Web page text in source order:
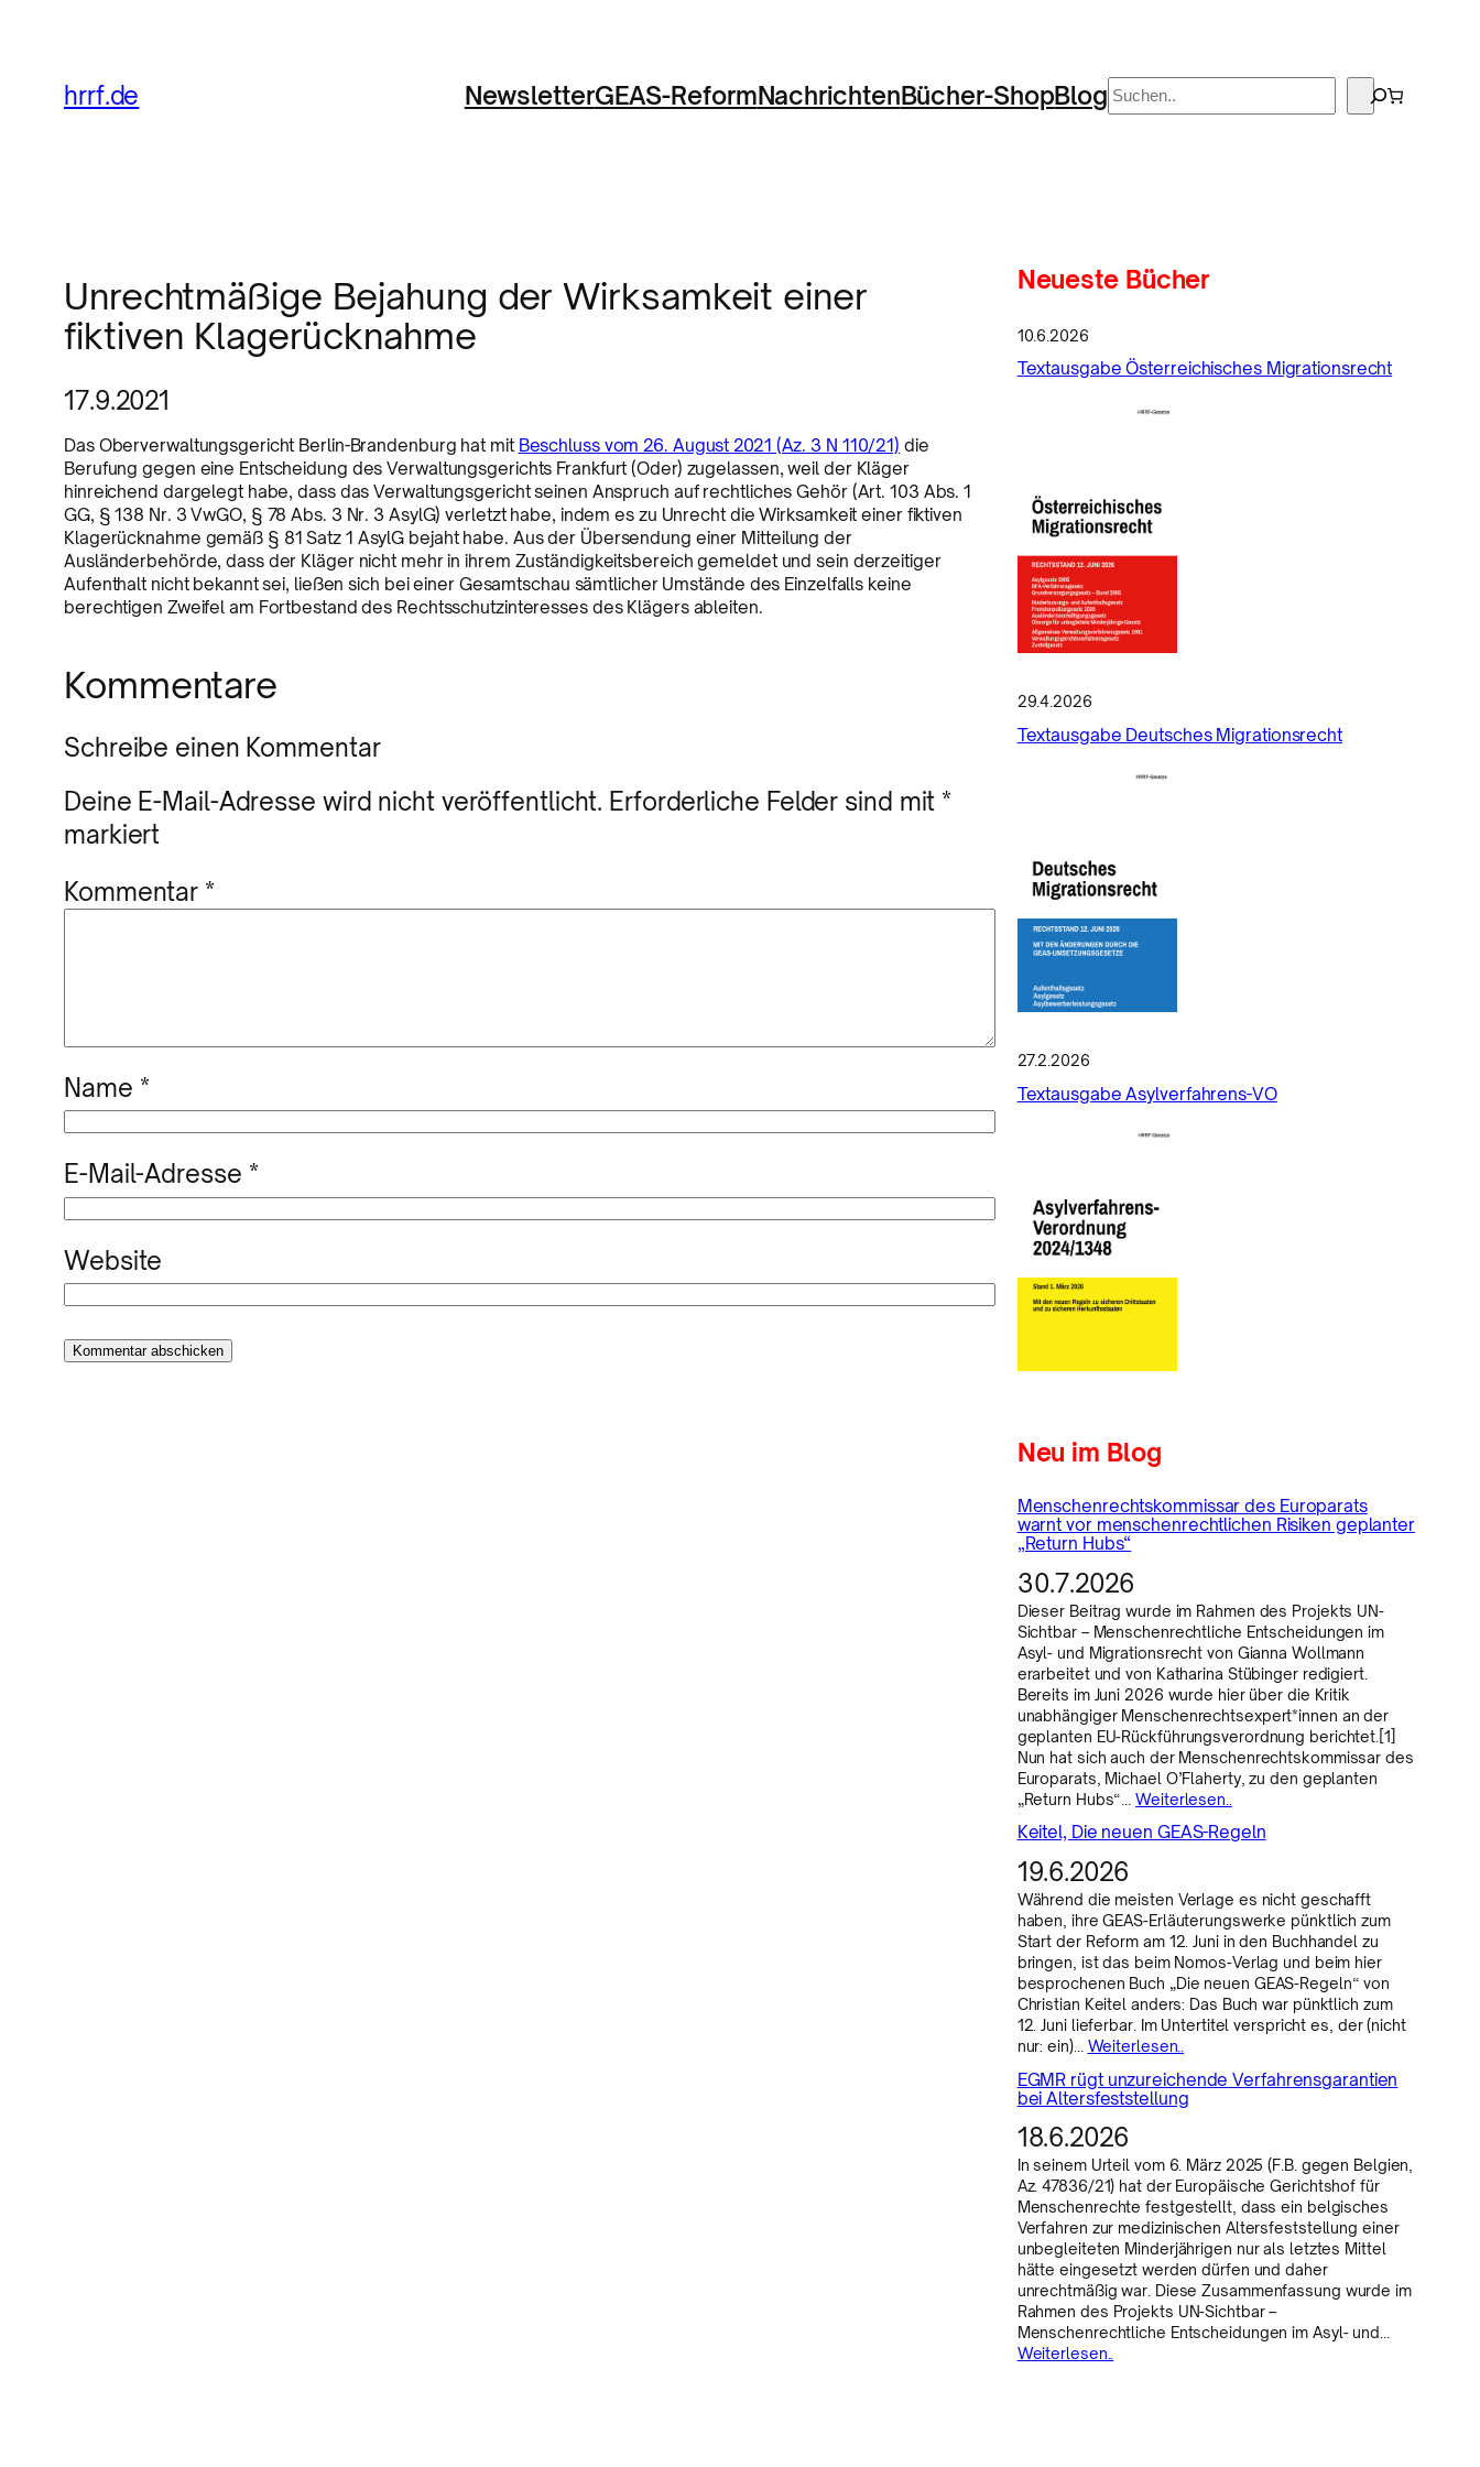
hrrf.de NewsletterGEAS-ReformNachrichtenBücher-ShopBlog Suchen
Unrechtmäßige Bejahung der Wirksamkeit einer
fiktiven Klagerücknahme
17.9.2021
Das Oberverwaltungsgericht Berlin-Brandenburg hat mit Beschluss vom 26. August 2021 (Az. 3 N 110/21) die
Berufung gegen eine Entscheidung des Verwaltungsgerichts Frankfurt (Oder) zugelassen, weil der Kläger
hinreichend dargelegt habe, dass das Verwaltungsgericht seinen Anspruch auf rechtliches Gehör (Art. 103 Abs. 1
GG, § 138 Nr. 3 VwGO, § 78 Abs. 3 Nr. 3 AsylG) verletzt habe, indem es zu Unrecht die Wirksamkeit einer fiktiven
Klagerücknahme gemäß § 81 Satz 1 AsylG bejaht habe. Aus der Übersendung einer Mitteilung der
Ausländerbehörde, dass der Kläger nicht mehr in ihrem Zuständigkeitsbereich gemeldet und sein derzeitiger
Aufenthalt nicht bekannt sei, ließen sich bei einer Gesamtschau sämtlicher Umstände des Einzelfalls keine
berechtigen Zweifel am Fortbestand des Rechtsschutzinteresses des Klägers ableiten.
Kommentare
Schreibe einen Kommentar
Deine E-Mail-Adresse wird nicht veröffentlicht. Erforderliche Felder sind mit *
markiert
Kommentar *
Name *
E-Mail-Adresse *
Website
Neueste Bücher
10.6.2026
Textausgabe Österreichisches Migrationsrecht
29.4.2026
Textausgabe Deutsches Migrationsrecht
27.2.2026
Textausgabe Asylverfahrens-VO
Neu im Blog
Menschenrechtskommissar des Europarats
warnt vor menschenrechtlichen Risiken geplanter
„Return Hubs“
30.7.2026
Dieser Beitrag wurde im Rahmen des Projekts UN-
Sichtbar – Menschenrechtliche Entscheidungen im
Asyl- und Migrationsrecht von Gianna Wollmann
erarbeitet und von Katharina Stübinger redigiert.
Bereits im Juni 2026 wurde hier über die Kritik
unabhängiger Menschenrechtsexpert*innen an der
geplanten EU-Rückführungsverordnung berichtet.[1]
Nun hat sich auch der Menschenrechtskommissar des
Europarats, Michael O’Flaherty, zu den geplanten
„Return Hubs“…Weiterlesen..
Keitel, Die neuen GEAS-Regeln
19.6.2026
Während die meisten Verlage es nicht geschafft
haben, ihre GEAS-Erläuterungswerke pünktlich zum
Start der Reform am 12. Juni in den Buchhandel zu
bringen, ist das beim Nomos-Verlag und beim hier
besprochenen Buch „Die neuen GEAS-Regeln“ von
Christian Keitel anders: Das Buch war pünktlich zum
12. Juni lieferbar. Im Untertitel verspricht es, der (nicht
nur: ein)… Weiterlesen..
EGMR rügt unzureichende Verfahrensgarantien
bei Altersfeststellung
18.6.2026
In seinem Urteil vom 6. März 2025 (F.B. gegen Belgien,
Az. 47836/21) hat der Europäische Gerichtshof für
Menschenrechte festgestellt, dass ein belgisches
Verfahren zur medizinischen Altersfeststellung einer
unbegleiteten Minderjährigen nur als letztes Mittel
hätte eingesetzt werden dürfen und daher
unrechtmäßig war. Diese Zusammenfassung wurde im
Rahmen des Projekts UN-Sichtbar –
Menschenrechtliche Entscheidungen im Asyl- und…
Weiterlesen..